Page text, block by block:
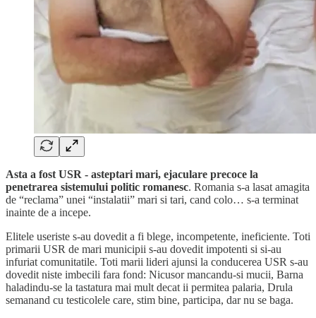
Asta a fost USR - asteptari mari, ejaculare precoce la
penetrarea sistemului politic romanesc. Romania s-a lasat amagita
de “reclama” unei “instalatii” mari si tari, cand colo… s-a terminat
inainte de a incepe.
Elitele useriste s-au dovedit a fi blege, incompetente, ineficiente. Toti
primarii USR de mari municipii s-au dovedit impotenti si si-au
infuriat comunitatile. Toti marii lideri ajunsi la conducerea USR s-au
dovedit niste imbecili fara fond: Nicusor mancandu-si mucii, Barna
haladindu-se la tastatura mai mult decat ii permitea palaria, Drula
semanand cu testicolele care, stim bine, participa, dar nu se baga.